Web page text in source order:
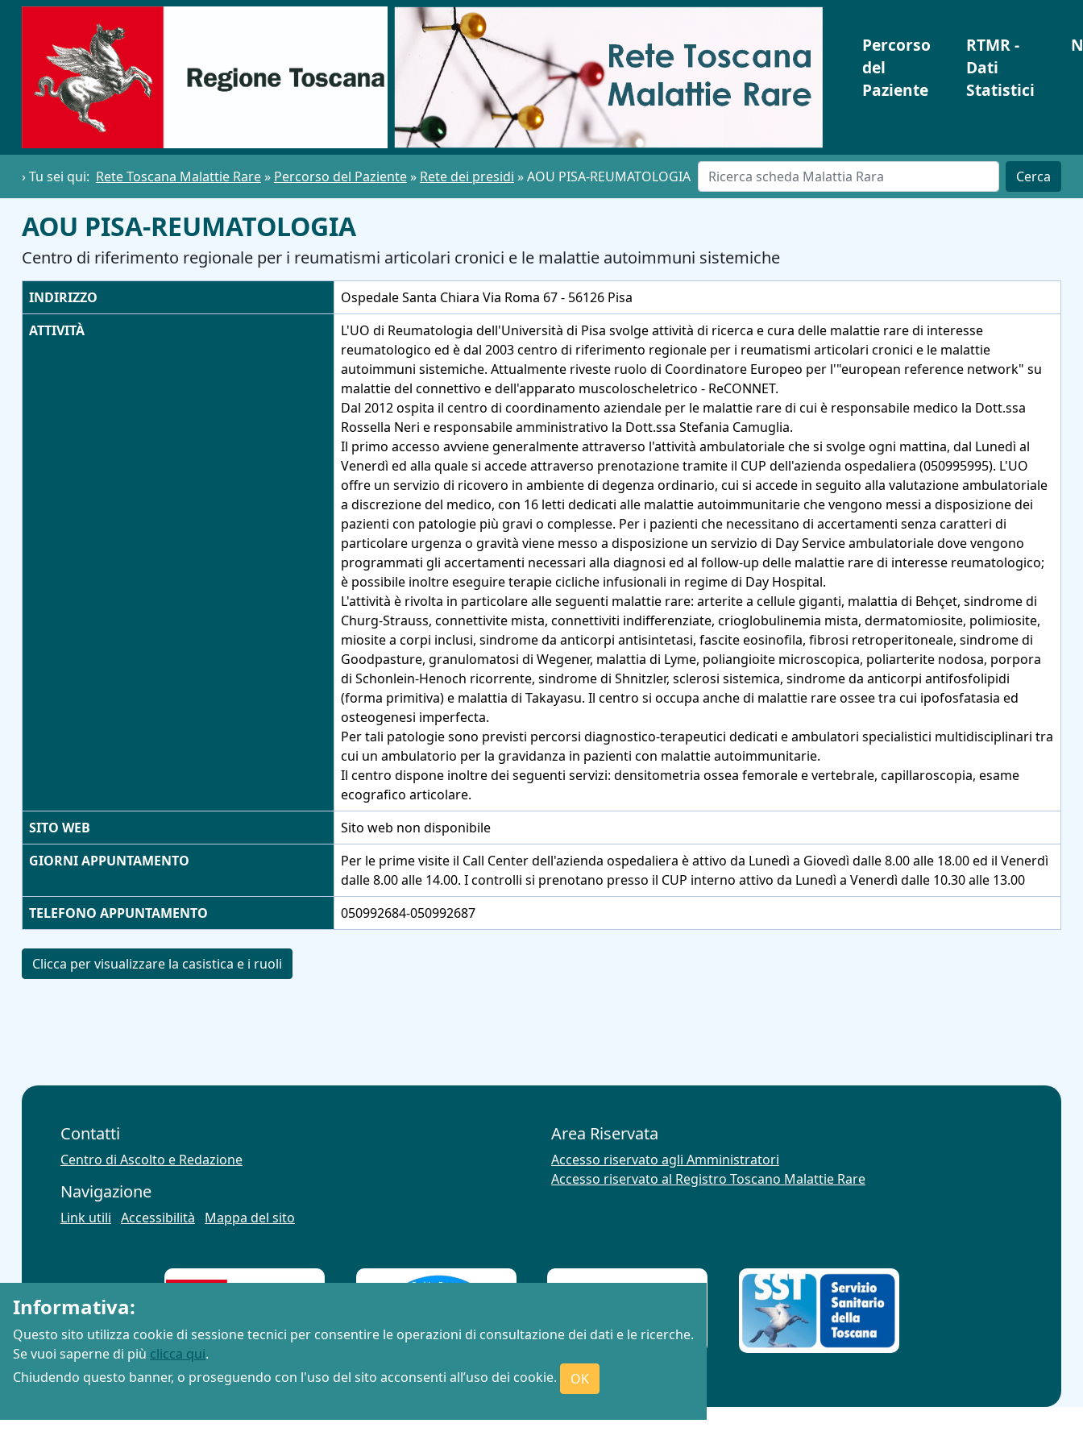
Percorso
del
Paziente
RTMR -
Dati
Statistici
› Tu sei qui: Rete Toscana Malattie Rare» Percorso del Paziente» Rete dei presidi »AOU PISA-REUMATOLOGIA Cerca
AOU PISA-REUMATOLOGIA
Centro di riferimento regionale per i reumatismi articolari cronici e le malattie autoimmuni sistemiche
INDIRIZZO
Ospedale Santa Chiara Via Roma 67 - 56126 Pisa
ATTIVITÀ
L'UO di Reumatologia dell'Università di Pisa svolge attività di ricerca e cura delle malattie rare di interesse
reumatologico ed è dal 2003 centro di riferimento regionale per i reumatismi articolari cronici e le malattie
autoimmuni sistemiche. Attualmente riveste ruolo di Coordinatore Europeo per l'"european reference network" su
malattie del connettivo e dell'apparato muscoloscheletrico - ReCONNET.
Dal 2012 ospita il centro di coordinamento aziendale per le malattie rare di cui è responsabile medico la Dott.ssa
Rossella Neri e responsabile amministrativo la Dott.ssa Stefania Camuglia.
Il primo accesso avviene generalmente attraverso l'attività ambulatoriale che si svolge ogni mattina, dal Lunedì al
Venerdì ed alla quale si accede attraverso prenotazione tramite il CUP dell'azienda ospedaliera (050995995). L'UO
offre un servizio di ricovero in ambiente di degenza ordinario, cui si accede in seguito alla valutazione ambulatoriale
a discrezione del medico, con 16 letti dedicati alle malattie autoimmunitarie che vengono messi a disposizione dei
pazienti con patologie più gravi o complesse. Per i pazienti che necessitano di accertamenti senza caratteri di
particolare urgenza o gravità viene messo a disposizione un servizio di Day Service ambulatoriale dove vengono
programmati gli accertamenti necessari alla diagnosi ed al follow-up delle malattie rare di interesse reumatologico;
è possibile inoltre eseguire terapie cicliche infusionali in regime di Day Hospital.
L'attività è rivolta in particolare alle seguenti malattie rare: arterite a cellule giganti, malattia di Behçet, sindrome di
Churg-Strauss, connettivite mista, connettiviti indifferenziate, crioglobulinemia mista, dermatomiosite, polimiosite,
miosite a corpi inclusi, sindrome da anticorpi antisintetasi, fascite eosinofila, fibrosi retroperitoneale, sindrome di
Goodpasture, granulomatosi di Wegener, malattia di Lyme, poliangioite microscopica, poliarterite nodosa, porpora
di Schonlein-Henoch ricorrente, sindrome di Shnitzler, sclerosi sistemica, sindrome da anticorpi antifosfolipidi
(forma primitiva) e malattia di Takayasu. Il centro si occupa anche di malattie rare ossee tra cui ipofosfatasia ed
osteogenesi imperfecta.
Per tali patologie sono previsti percorsi diagnostico-terapeutici dedicati e ambulatori specialistici multidisciplinari tra
cui un ambulatorio per la gravidanza in pazienti con malattie autoimmunitarie.
Il centro dispone inoltre dei seguenti servizi: densitometria ossea femorale e vertebrale, capillaroscopia, esame
ecografico articolare.
SITO WEB
Sito web non disponibile
GIORNI APPUNTAMENTO
Per le prime visite il Call Center dell'azienda ospedaliera è attivo da Lunedì a Giovedì dalle 8.00 alle 18.00 ed il Venerdì
dalle 8.00 alle 14.00. I controlli si prenotano presso il CUP interno attivo da Lunedì a Venerdì dalle 10.30 alle 13.00
TELEFONO APPUNTAMENTO
050992684-050992687
Clicca per visualizzare la casistica e i ruoli
Contatti
Centro di Ascolto e Redazione
Navigazione
Link utili Accessibilità Mappa del sito
Area Riservata
Accesso riservato agli Amministratori
Accesso riservato al Registro Toscano Malattie Rare
Informativa:
Questo sito utilizza cookie di sessione tecnici per consentire le operazioni di consultazione dei dati e le ricerche.
Se vuoi saperne di più clicca qui.
Chiudendo questo banner, o proseguendo con l'uso del sito acconsenti all’uso dei cookie.
OK